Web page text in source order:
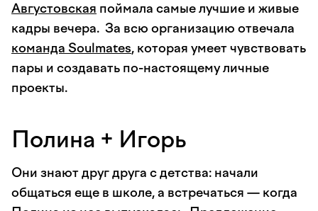
Августовская поймала самые лучшие и живые
кадры вечера. За всю организацию отвечала
команда Soulmates, которая умеет чувствовать
пары и создавать по-настоящему личные
проекты.
Полина + Игорь
Они знают друг друга с детства: начали
общаться еще в школе, а встречаться — когда